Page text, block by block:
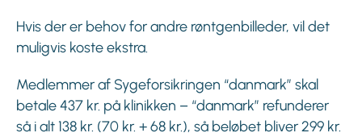
Hvis der er behov for andre røntgenbilleder, vil det
muligvis koste ekstra.
Medlemmer af Sygeforsikringen “danmark” skal
betale 437 kr. på klinikken – “danmark” refunderer
så i alt 138 kr. (70 kr. + 68 kr.), så beløbet bliver 299 kr.